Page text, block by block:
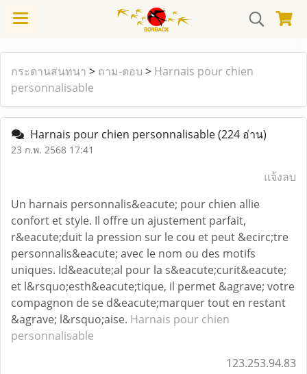
กระดานสนทนา > ถาม-ตอบ > Harnais pour chien
personnalisable
Harnais pour chien personnalisable(224 อ่าน)
23 ก.พ. 2568 17:41
แจ้งลบ
Un harnais personnalis&eacute; pour chien allie
confort et style. Il offre un ajustement parfait,
r&eacute;duit la pression sur le cou et peut &ecirc;tre
personnalis&eacute; avec le nom ou des motifs
uniques. Id&eacute;al pour la s&eacute;curit&eacute;
et l&rsquo;esth&eacute;tique, il permet &agrave; votre
compagnon de se d&eacute;marquer tout en restant
&agrave; l&rsquo;aise. Harnais pour chien
personnalisable
123.253.94.83